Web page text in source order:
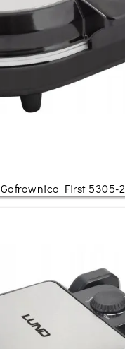
Gofrownica First 5305-2